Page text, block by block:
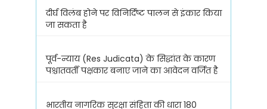
दीर्घ विलंब होने पर विनिर्दिष्ट पालन से इंकार किया
जा सकता है
पूर्व-न्याय (Res Judicata) के सिद्धांत के कारण
पश्चातवर्ती पक्षकार बनाए जाने का आवेदन वर्जित है
भारतीय नागरिक सुरक्षा संहिता की धारा 180